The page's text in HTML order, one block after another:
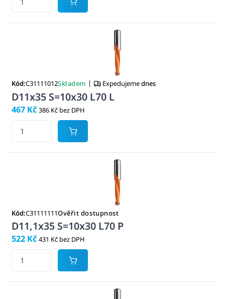
Kód:C31111012Skladem | Expedujemednes
D11x35 S=10x30 L70 L
467 Kč 386 Kč bez DPH
Kód:C31111111Ověřit dostupnost
D11,1x35 S=10x30 L70 P
522 Kč 431 Kč bez DPH